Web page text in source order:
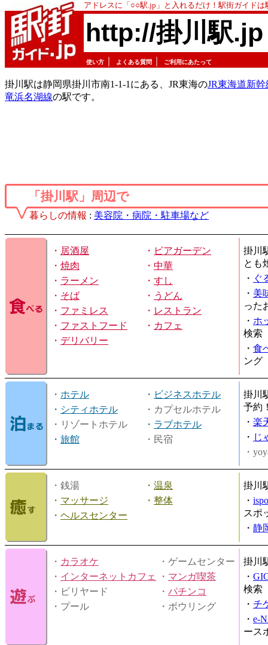
アドレスに「○○駅.jp」と入れるだけ！駅街ガイド
http://掛川駅.jp
使い方 よくある質問 ご利用にあたって
掛川駅は静岡県掛川市南1-1-1にある、JR東海のJR東海道新幹
竜浜名湖線の駅です。
「掛川駅」周辺で
暮らしの情報 : 美容院・病院・駐車場など
・ 居酒屋 ・ ビアガーデン
・ 焼肉 ・ 中華
・ ラーメン ・ すし
・ そば ・ うどん
・ ファミレス ・ レストラン
・ ファストフード ・ カフェ
・ デリバリー
掛川
とも
・ ぐ
・ 美
った
・ ホ
検索
・ 食
ング
・ ホテル ・ ビジネスホテル
・ シティホテル
・カプセルホテル
・リゾートホテル
・ ラブホテル
・ 旅館 ・民宿
掛川
予約
・ 楽
・ じ
・
・銭湯 ・ 温泉
・ マッサージ ・ 整体
・ ヘルスセンター
掛川
・
スポ
・ 静
・ カラオケ
・ゲームセンター
・ インターネットカフェ ・ マンガ喫茶
・ビリヤード
・ パチンコ
・プール
・ボウリング
掛川
・
検索
・ チ
・ e-
ース